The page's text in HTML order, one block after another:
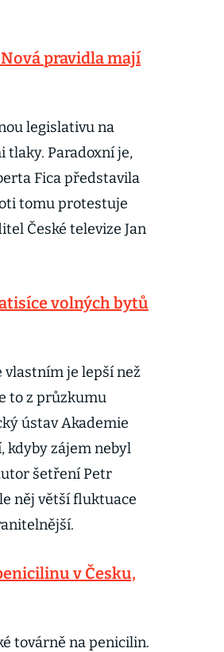
pravidla mají
legislativu na
Paradoxní je,
Fica představila
tomu protestuje
České televize Jan
volných bytů
vlastním je lepší než
to z průzkumu
ústav Akademie
kdyby zájem nebyl
šetření Petr
něj větší fluktuace
v Česku,
továrně na penicilin.